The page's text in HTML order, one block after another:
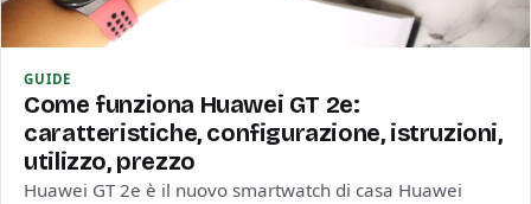
GUIDE
Come funziona Huawei GT 2e:
caratteristiche, configurazione, istruzioni,
utilizzo, prezzo
Huawei GT 2e è il nuovo smartwatch di casa Huawei